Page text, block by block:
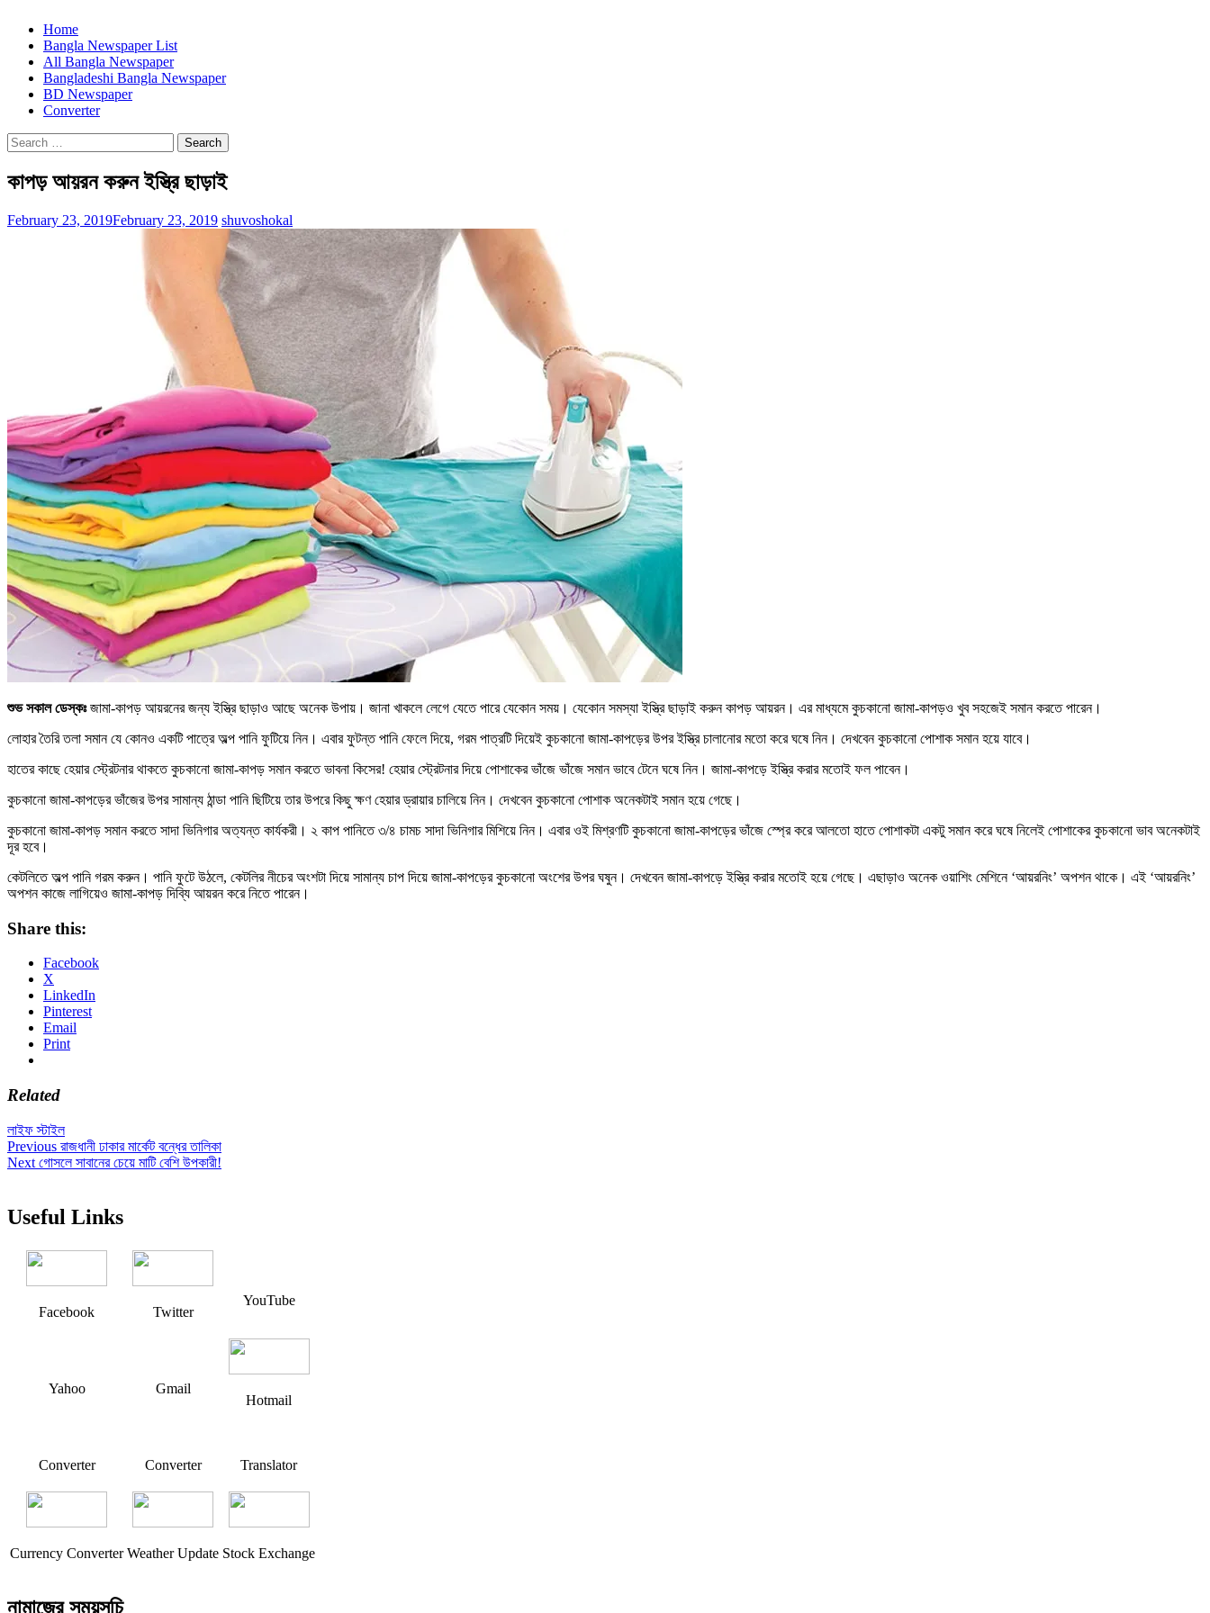
Home
Bangla Newspaper List
All Bangla Newspaper
Bangladeshi Bangla Newspaper
BD Newspaper
Converter
Search
for:
কাপড় আয়রন করুন ইস্ত্রি ছাড়াই
February 23, 2019February 23, 2019 shuvoshokal
শুভ সকাল ডেস্কঃজামা-কাপড় আয়রনের জন্য ইস্ত্রি ছাড়াও আছে অনেক উপায়। জানা খাকলে লেগে যেতে পারে যেকোন সময়। যেকোন সমস্যা ইস্ত্রি ছাড়াই করুন কাপড় আয়রন। এর মাধ্যমে কুচকানো জামা-কাপড়ও খুব সহজেই সমান করতে পারেন।
লোহার তৈরি তলা সমান যে কোনও একটি পাত্রে অল্প পানি ফুটিয়ে নিন। এবার ফুটন্ত পানি ফেলে দিয়ে, গরম পাত্রটি দিয়েই কুচকানো জামা-কাপড়ের উপর ইস্ত্রি চালানোর মতো করে ঘষে নিন। দেখবেন কুচকানো পোশাক সমান হয়ে যাবে।
হাতের কাছে হেয়ার স্ট্রেটনার থাকতে কুচকানো জামা-কাপড় সমান করতে ভাবনা কিসের! হেয়ার স্ট্রেটনার দিয়ে পোশাকের ভাঁজে ভাঁজে সমান ভাবে টেনে ঘষে নিন। জামা-কাপড়ে ইস্ত্রি করার মতোই ফল পাবেন।
কুচকানো জামা-কাপড়ের ভাঁজের উপর সামান্য ঠান্ডা পানি ছিটিয়ে তার উপরে কিছু ক্ষণ হেয়ার ড্রায়ার চালিয়ে নিন। দেখবেন কুচকানো পোশাক অনেকটাই সমান হয়ে গেছে।
কুচকানো জামা-কাপড় সমান করতে সাদা ভিনিগার অত্যন্ত কার্যকরী। ২ কাপ পানিতে ৩/৪ চামচ সাদা ভিনিগার মিশিয়ে নিন। এবার ওই মিশ্রণটি কুচকানো জামা-কাপড়ের ভাঁজে স্প্রে করে আলতো হাতে পোশাকটা একটু সমান করে ঘষে নিলেই পোশাকের কুচকানো ভাব অনেকটাই
দূর হবে।
কেটলিতে অল্প পানি গরম করুন। পানি ফুটে উঠলে, কেটলির নীচের অংশটা দিয়ে সামান্য চাপ দিয়ে জামা-কাপড়ের কুচকানো অংশের উপর ঘষুন। দেখবেন জামা-কাপড়ে ইস্ত্রি করার মতোই হয়ে গেছে। এছাড়াও অনেক ওয়াশিং মেশিনে ‘আয়রনিং’ অপশন থাকে। এই ‘আয়রনিং’
অপশন কাজে লাগিয়েও জামা-কাপড় দিব্যি আয়রন করে নিতে পারেন।
Share this:
Facebook
X
LinkedIn
Pinterest
Email
Print
Related
লাইফ স্টাইল
Post
navigation
Previous Previous
post:
রাজধানী ঢাকার মার্কেট বন্ধের তালিকা
Next Next
গোসলে সাবানের চেয়ে মাটি বেশি উপকারী!
Useful Links
Facebook Twitter
YouTube
Yahoo Gmail
Hotmail
Converter Converter Translator
Currency Converter Weather Update Stock Exchange
নামাজের সময়সূচি